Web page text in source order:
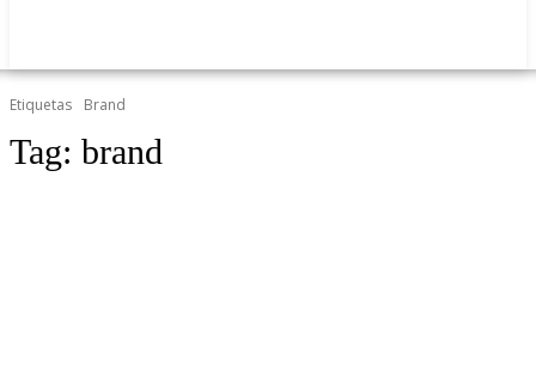
Etiquetas Brand
Tag: brand